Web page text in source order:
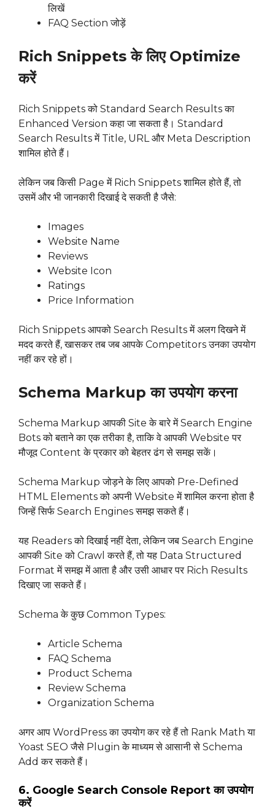
लिखें
FAQ Section जोड़ें
Rich Snippets के लिए Optimize
करें
Rich Snippets को Standard Search Results का
Enhanced Version कहा जा सकता है। Standard
Search Results में Title, URL और Meta Description
शामिल होते हैं।
लेकिन जब किसी Page में Rich Snippets शामिल होते हैं, तो
उसमें और भी जानकारी दिखाई दे सकती है जैसे:
Images
Website Name
Reviews
Website Icon
Ratings
Price Information
Rich Snippets आपको Search Results में अलग दिखने में
मदद करते हैं, खासकर तब जब आपके Competitors उनका उपयोग
नहीं कर रहे हों।
Schema Markup का उपयोग करना
Schema Markup आपकी Site के बारे में Search Engine
Bots को बताने का एक तरीका है, ताकि वे आपकी Website पर
मौजूद Content के प्रकार को बेहतर ढंग से समझ सकें।
Schema Markup जोड़ने के लिए आपको Pre-Defined
HTML Elements को अपनी Website में शामिल करना होता है
जिन्हें सिर्फ Search Engines समझ सकते हैं।
यह Readers को दिखाई नहीं देता, लेकिन जब Search Engine
आपकी Site को Crawl करते हैं, तो यह Data Structured
Format में समझ में आता है और उसी आधार पर Rich Results
दिखाए जा सकते हैं।
Schema के कुछ Common Types:
Article Schema
FAQ Schema
Product Schema
Review Schema
Organization Schema
अगर आप WordPress का उपयोग कर रहे हैं तो Rank Math या
Yoast SEO जैसे Plugin के माध्यम से आसानी से Schema
Add कर सकते हैं।
6. Google Search Console Report का उपयोग
करें